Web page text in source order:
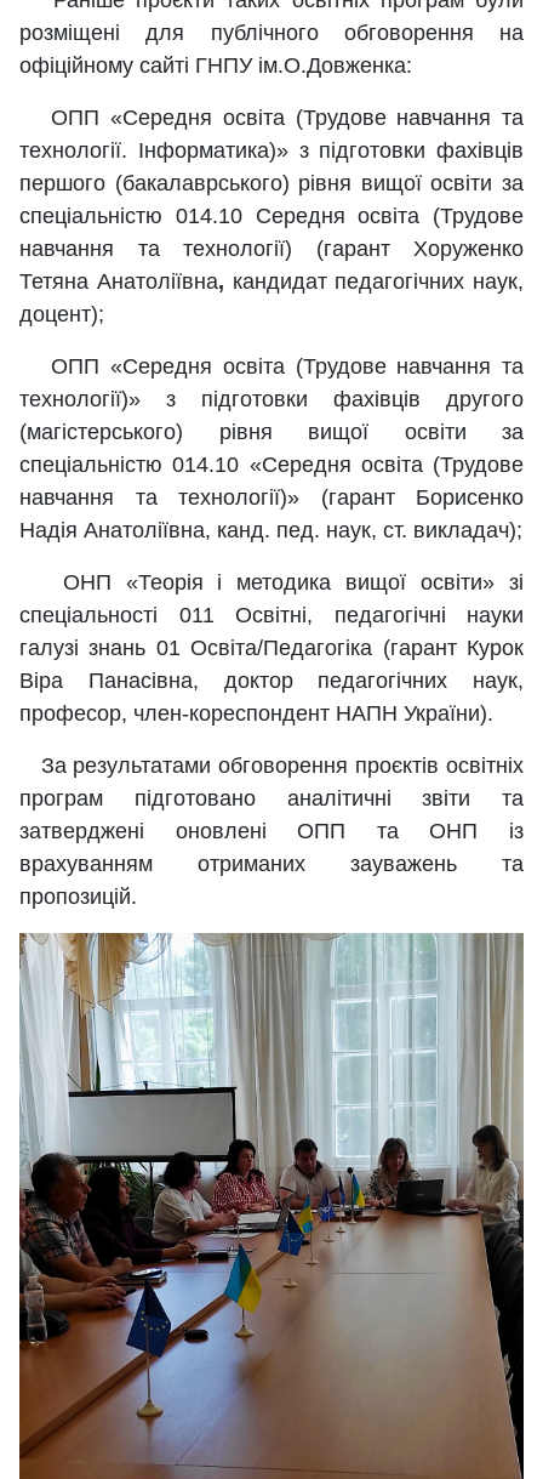
розміщені для публічного обговорення на
офіційному сайті ГНПУ ім.О.Довженка:
ОПП «Середня освіта (Трудове навчання та
технології. Інформатика)» з підготовки фахівців
першого (бакалаврського) рівня вищої освіти за
спеціальністю 014.10 Середня освіта (Трудове
навчання та технології) (гарант Хоруженко
Тетяна Анатоліївна, кандидат педагогічних наук,
доцент);
ОПП «Середня освіта (Трудове навчання та
технології)» з підготовки фахівців другого
(магістерського) рівня вищої освіти за
спеціальністю 014.10 «Середня освіта (Трудове
навчання та технології)» (гарант Борисенко
Надія Анатоліївна, канд. пед. наук, ст. викладач);
ОНП «Теорія і методика вищої освіти» зі
спеціальності 011 Освітні, педагогічні науки
галузі знань 01 Освіта/Педагогіка (гарант Курок
Віра Панасівна, доктор педагогічних наук,
професор, член-кореспондент НАПН України).
За результатами обговорення проєктів освітніх
програм підготовано аналітичні звіти та
затверджені оновлені ОПП та ОНП із
врахуванням отриманих зауважень та
пропозицій.